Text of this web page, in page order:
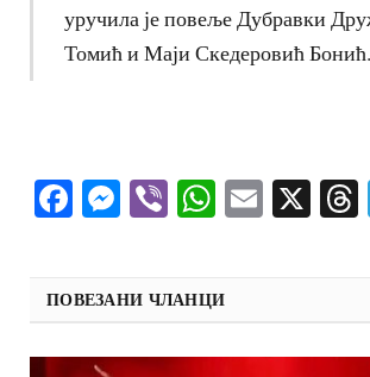
уручила је повеље Дубравки
Томић и Маји Скедеровић Бонић.
Facebook
Messenger
Viber Email
X
ПОВЕЗАНИ ЧЛАНЦИ